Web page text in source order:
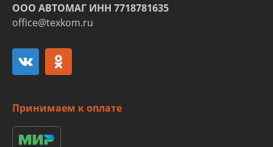
ООО АВТОМАГ ИНН 7718781635
office@texkom.ru
Принимаем к оплате